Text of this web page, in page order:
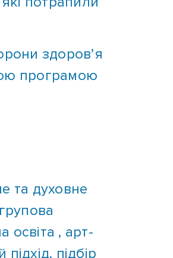
програмою
, арт-
підбір